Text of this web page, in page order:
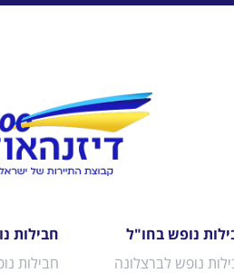
נופש בחו"ל
נופש לברצלונה
חבילות
חבילות